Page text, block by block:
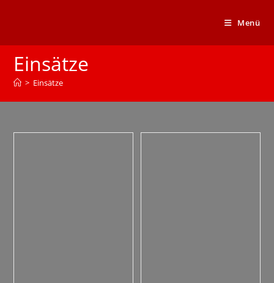
Menü
Einsätze
> Einsätze